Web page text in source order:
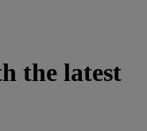
the latest